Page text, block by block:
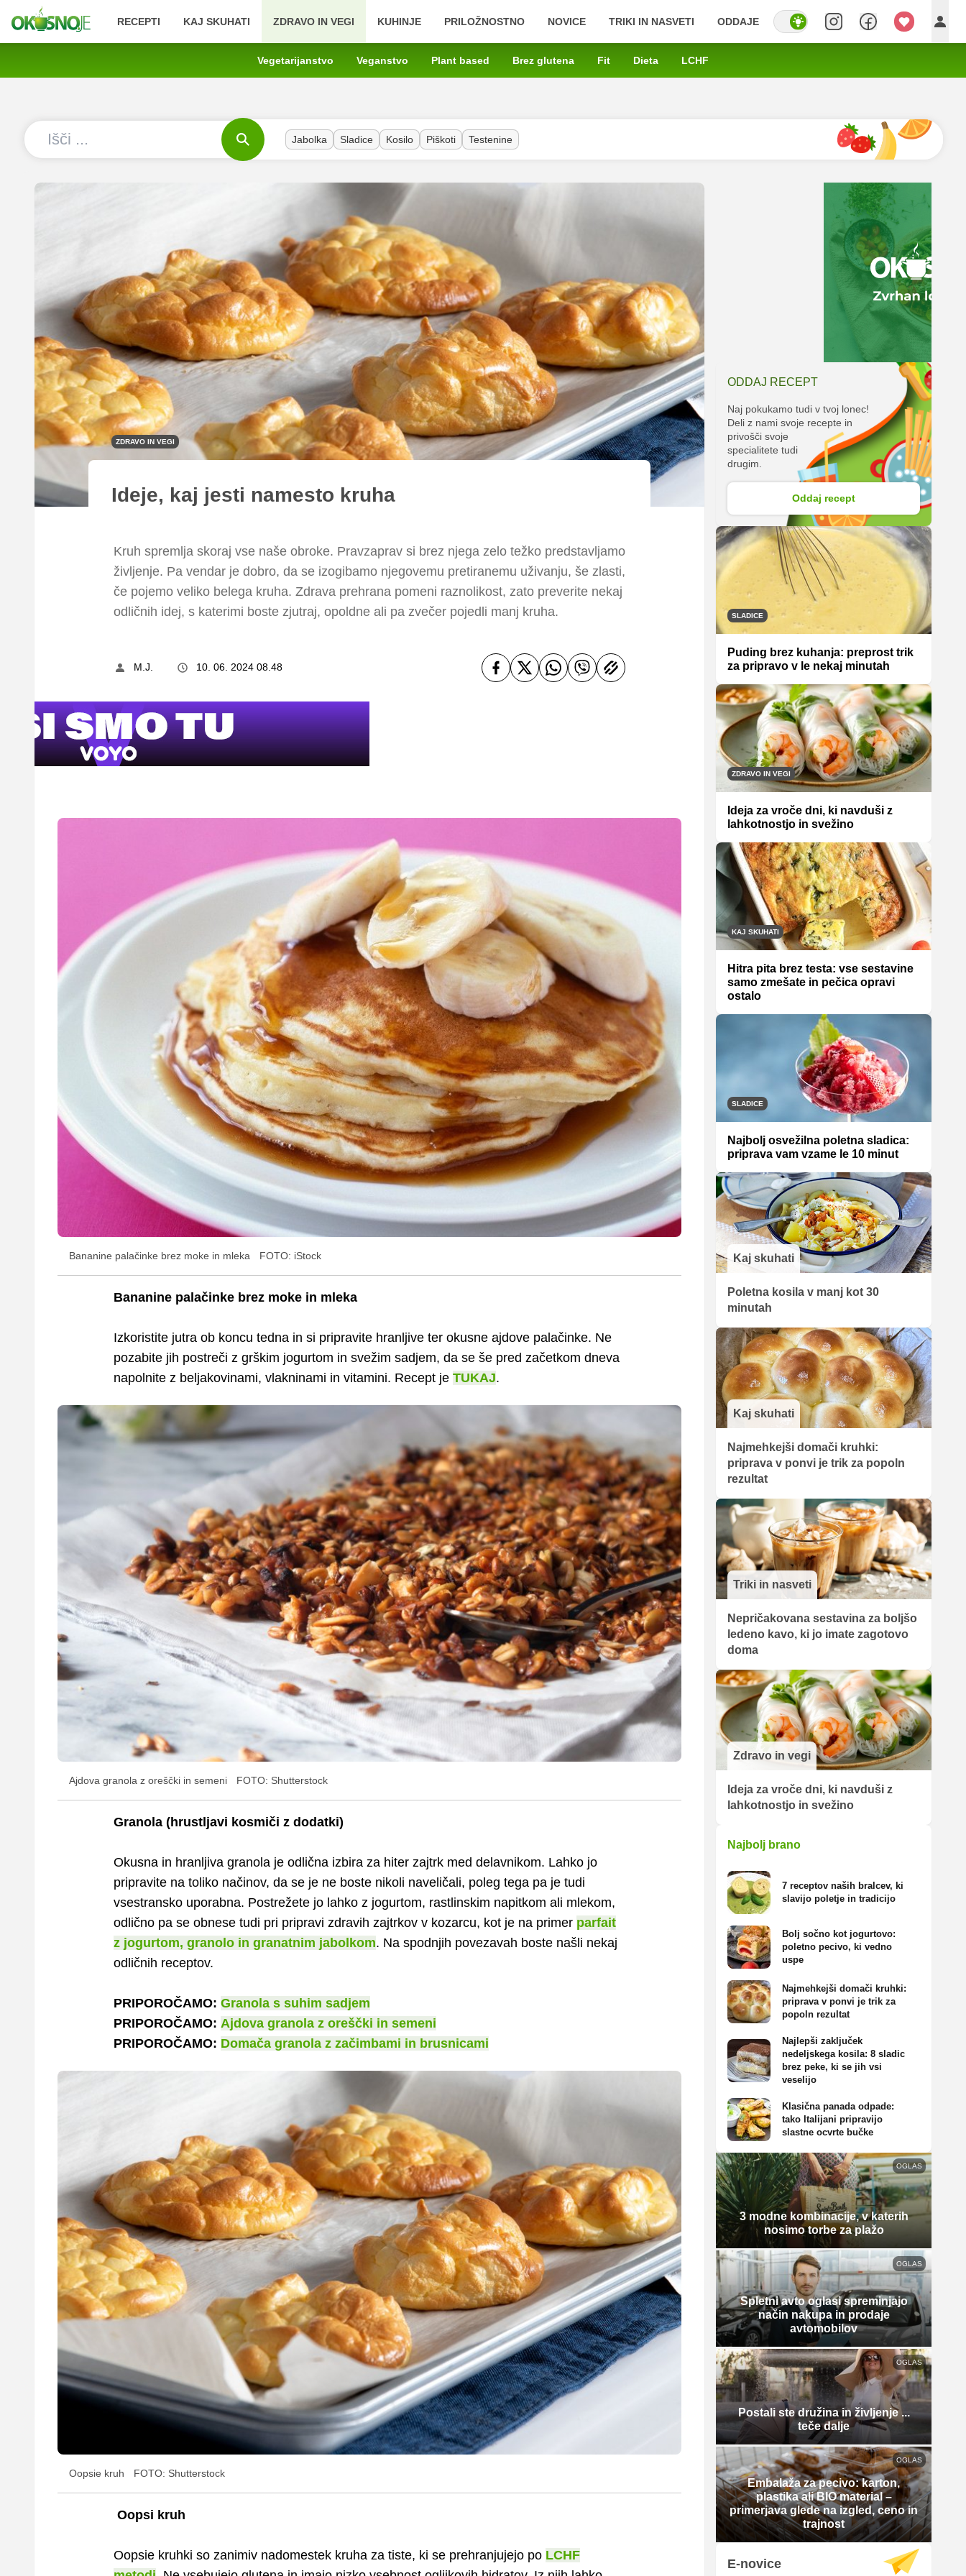
RECEPTI KAJ SKUHATI ZDRAVO IN VEGI KUHINJE PRILOŽNOSTNO NOVICE TRIKI IN NASVETI ODDAJE
Vegetarijanstvo Veganstvo Plant based Brez glutena Fit Dieta LCHF
Jabolka Sladice Kosilo Piškoti Testenine
ZDRAVO IN VEGI
Ideje, kaj jesti namesto kruha
Kruh spremlja skoraj vse naše obroke. Pravzaprav si brez njega zelo težko predstavljamo
življenje. Pa vendar je dobro, da se izogibamo njegovemu pretiranemu uživanju, še zlasti,
če pojemo veliko belega kruha. Zdrava prehrana pomeni raznolikost, zato preverite nekaj
odličnih idej, s katerimi boste zjutraj, opoldne ali pa zvečer pojedli manj kruha.
M.J. 10. 06. 2024 08.48
Bananine palačinke brez moke in mleka FOTO: iStock
Bananine palačinke brez moke in mleka
Izkoristite jutra ob koncu tedna in si pripravite hranljive ter okusne ajdove palačinke. Ne
pozabite jih postreči z grškim jogurtom in svežim sadjem, da se še pred začetkom dneva
napolnite z beljakovinami, vlakninami in vitamini. Recept je TUKAJ.
Ajdova granola z oreščki in semeni FOTO: Shutterstock
Granola (hrustljavi kosmiči z dodatki)
Okusna in hranljiva granola je odlična izbira za hiter zajtrk med delavnikom. Lahko jo
pripravite na toliko načinov, da se je ne boste nikoli naveličali, poleg tega pa je tudi
vsestransko uporabna. Postrežete jo lahko z jogurtom, rastlinskim napitkom ali mlekom,
odlično pa se obnese tudi pri pripravi zdravih zajtrkov v kozarcu, kot je na primer parfait
z jogurtom, granolo in granatnim jabolkom. Na spodnjih povezavah boste našli nekaj
odličnih receptov.
PRIPOROČAMO: Granola s suhim sadjem
PRIPOROČAMO: Ajdova granola z oreščki in semeni
PRIPOROČAMO: Domača granola z začimbami in brusnicami
Oopsie kruh FOTO: Shutterstock
Oopsi kruh
Oopsie kruhki so zanimiv nadomestek kruha za tiste, ki se prehranjujejo po LCHF
ODDAJ RECEPT
Naj pokukamo tudi v tvoj lonec!
Deli z nami svoje recepte in
privošči svoje
specialitete tudi
drugim.
Oddaj recept
SLADICE
Puding brez kuhanja: preprost trik
za pripravo v le nekaj minutah
ZDRAVO IN VEGI
Ideja za vroče dni, ki navduši z
lahkotnostjo in svežino
KAJ SKUHATI
Hitra pita brez testa: vse sestavine
samo zmešate in pečica opravi
ostalo
SLADICE
Najbolj osvežilna poletna sladica:
priprava vam vzame le 10 minut
Kaj skuhati
Poletna kosila v manj kot 30
minutah
Kaj skuhati
Najmehkejši domači kruhki:
priprava v ponvi je trik za popoln
rezultat
Triki in nasveti
Nepričakovana sestavina za boljšo
ledeno kavo, ki jo imate zagotovo
doma
Zdravo in vegi
Ideja za vroče dni, ki navduši z
lahkotnostjo in svežino
Najbolj brano
7 receptov naših bralcev, ki
slavijo poletje in tradicijo
Bolj sočno kot jogurtovo:
poletno pecivo, ki vedno
uspe
Najmehkejši domači kruhki:
priprava v ponvi je trik za
popoln rezultat
Najlepši zaključek
nedeljskega kosila: 8 sladic
brez peke, ki se jih vsi
veselijo
Klasična panada odpade:
tako Italijani pripravijo
slastne ocvrte bučke
OGLAS
3 modne kombinacije, v katerih
nosimo torbe za plažo
OGLAS
Spletni avto oglasi spreminjajo
način nakupa in prodaje
avtomobilov
OGLAS
Postali ste družina in življenje ...
teče dalje
OGLAS
Embalaža za pecivo: karton,
plastika ali BIO material –
primerjava glede na izgled, ceno in
trajnost
E-novice